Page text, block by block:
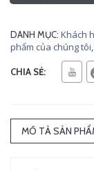
DANH MỤC: Khách
phẩm của chúng tôi,
CHIA SẺ:
MÔ TẢ SẢN